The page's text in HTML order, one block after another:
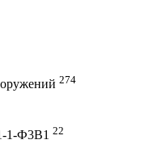
274
1-Ф3В1 22